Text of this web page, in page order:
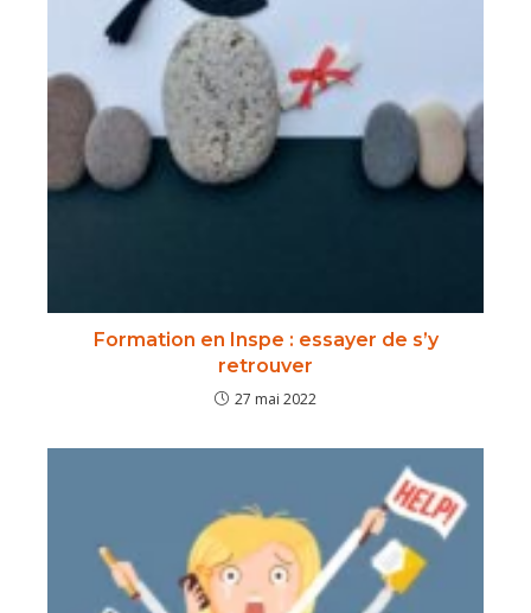
Formation en Inspe : essayer de s’y
retrouver
27 mai 2022